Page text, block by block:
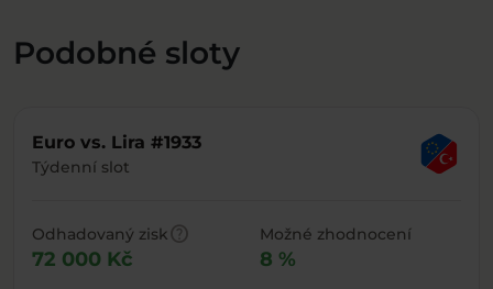
Podobné sloty
Euro vs. Lira #1933
Týdenní slot
Odhadovaný ziskhelp
72 000 Kč
Možné zhodnocení
8 %